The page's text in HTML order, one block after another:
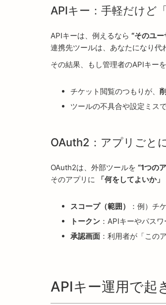
APIキー：手軽だけど
APIキーは、例えるなら “そのユ
連携先ツールは、あなたになり代
その結果、もし管理者のAPIキー
チケット閲覧のつもりが、
ツールの不具合や設定ミスで
OAuth2：アプリごと
OAuth2は、外部ツールを “1つの
そのアプリに
「何をしてよいか」
スコープ（範囲）
：例）チ
トークン ：APIキーやパス
承認画面 ：利用者が「この
APIキー運用で起